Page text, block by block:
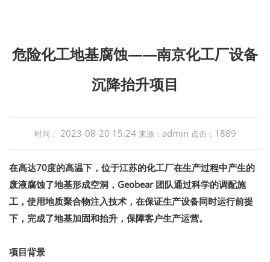
危险化工地基腐蚀——南京化工厂设备
沉降抬升项目
时间： 2023-08-20 15:24 来源： admin 点击： 1889
在高达70度的高温下，位于江苏的化工厂在生产过程中产生的
废液腐蚀了地基形成空洞，Geobear 团队通过科学的调配施
工，使用地质聚合物注入技术，在保证生产设备同时运行前提
下，完成了地基加固和抬升，保障客户生产运营。
项目背景